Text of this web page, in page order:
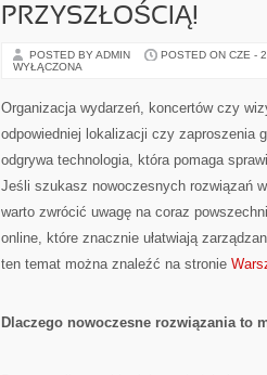
PRZYSZŁOŚCIĄ!
POSTED BY ADMIN POSTED ON CZE -
WYŁĄCZONA
Organizacja wydarzeń, koncertów czy
odpowiedniej lokalizacji czy zaproszenia
odgrywa technologia, która pomaga
Jeśli szukasz nowoczesnych rozwiązań
warto zwrócić uwagę na coraz
online, które znacznie ułatwiają
ten temat można znaleźć na stronie
Dlaczego nowoczesne rozwiązania to